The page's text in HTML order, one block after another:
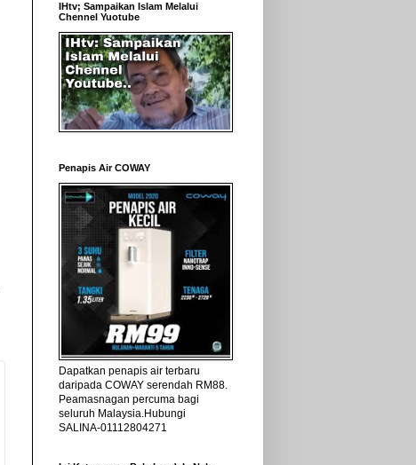
IHtv; Sampaikan Islam Melalui
Chennel Yuotube
Penapis Air COWAY
Dapatkan penapis air terbaru
daripada COWAY serendah RM88.
Peamasnagan percuma bagi
seluruh Malaysia.Hubungi
SALINA-01112804271